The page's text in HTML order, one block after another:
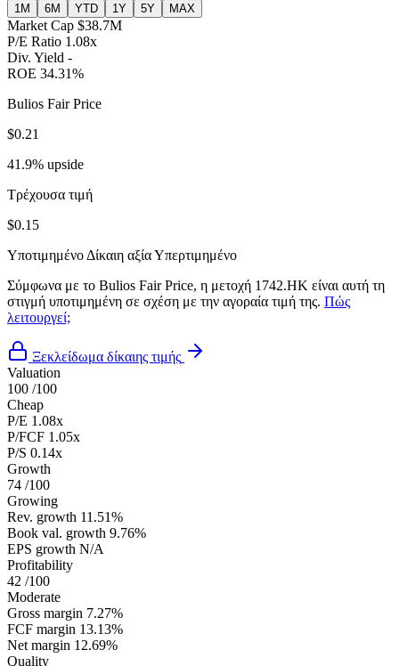
1M 6M YTD 1Y 5Y MAX
Market Cap $38.7M
P/E Ratio 1.08x
Div. Yield -
ROE 34.31%
Bulios Fair Price
$0.21
41.9% upside
Τρέχουσα τιμή
$0.15
Υποτιμημένο Δίκαιη αξίαΥπερτιμημένο
Σύμφωνα με το Bulios Fair Price, η μετοχή 1742.HK είναι αυτή τη
στιγμή υποτιμημένη σε σχέση με την αγοραία τιμή της. Πώς
λειτουργεί;
Ξεκλείδωμα δίκαιης τιμής
Valuation
100 /100
Cheap
P/E 1.08x
P/FCF 1.05x
P/S 0.14x
Growth
74 /100
Growing
Rev. growth 11.51%
Book val. growth 9.76%
EPS growth N/A
Profitability
42 /100
Moderate
Gross margin 7.27%
FCF margin 13.13%
Net margin 12.69%
Quality